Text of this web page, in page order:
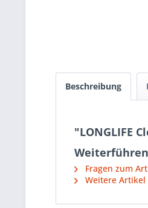
Beschreibung
"LONGLIFE
Fragen zum
Weitere